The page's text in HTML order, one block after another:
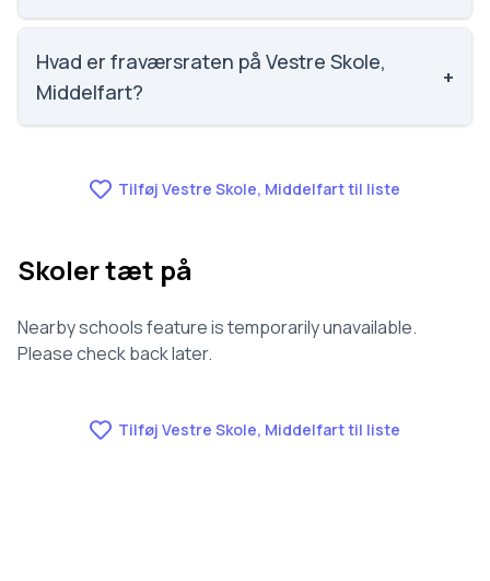
Faglig trivsel på Vestre Skole, Middelfart er 3.5 ud af
5, nummer 1094 ud af 3143 skoler. Scoren er baseret
på elevernes egne besvarelser.
Hvad er fraværsraten på Vestre Skole,
Middelfart?
+
Tilføj Vestre Skole, Middelfart til liste
Skoler tæt på
Nearby schools feature is temporarily unavailable.
Please check back later.
Tilføj Vestre Skole, Middelfart til liste